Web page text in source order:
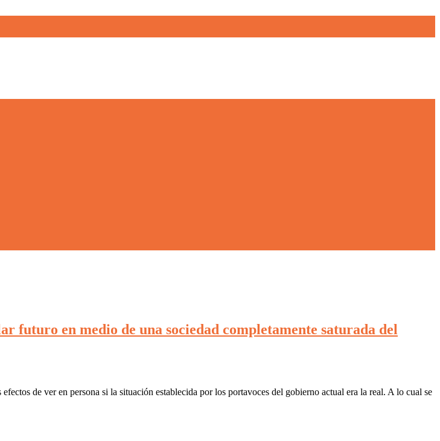
en medio de una sociedad completamente saturada del
de ver en persona si la situación establecida por los portavoces del gobierno actual era la real. A lo cual se